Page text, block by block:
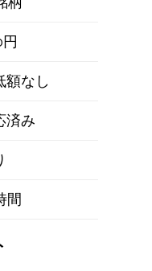
額なし
済み
間